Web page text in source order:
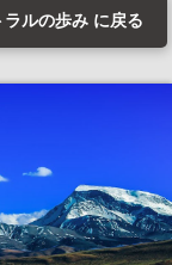
ルの歩み に戻る